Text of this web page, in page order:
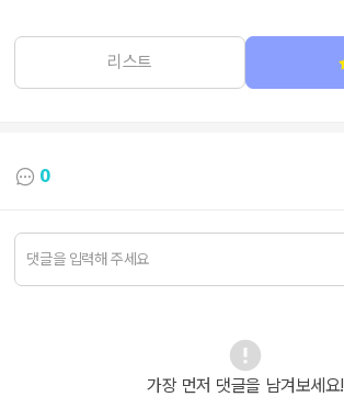
리스트
0
가장 먼저 댓글을 남겨보세요!